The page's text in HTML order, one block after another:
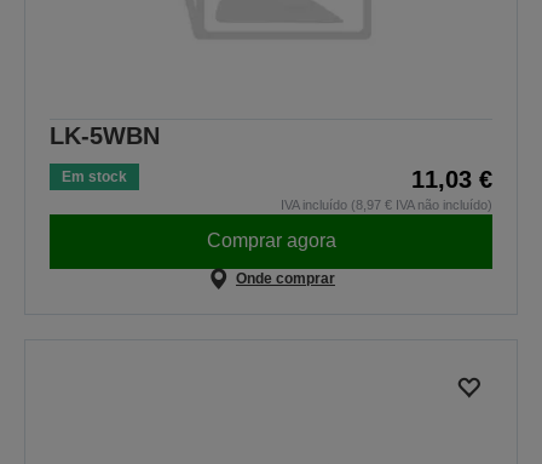
LK-5WBN
Em stock 11,03 €
IVA incluído (8,97 € IVA não incluído)
Comprar agora
Onde comprar